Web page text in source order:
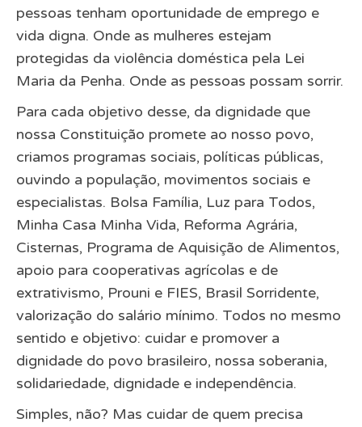
pessoas tenham oportunidade de emprego e
vida digna. Onde as mulheres estejam
protegidas da violência doméstica pela Lei
Maria da Penha. Onde as pessoas possam sorrir.
Para cada objetivo desse, da dignidade que
nossa Constituição promete ao nosso povo,
criamos programas sociais, políticas públicas,
ouvindo a população, movimentos sociais e
especialistas. Bolsa Família, Luz para Todos,
Minha Casa Minha Vida, Reforma Agrária,
Cisternas, Programa de Aquisição de Alimentos,
apoio para cooperativas agrícolas e de
extrativismo, Prouni e FIES, Brasil Sorridente,
valorização do salário mínimo. Todos no mesmo
sentido e objetivo: cuidar e promover a
dignidade do povo brasileiro, nossa soberania,
solidariedade, dignidade e independência.
Simples, não? Mas cuidar de quem precisa